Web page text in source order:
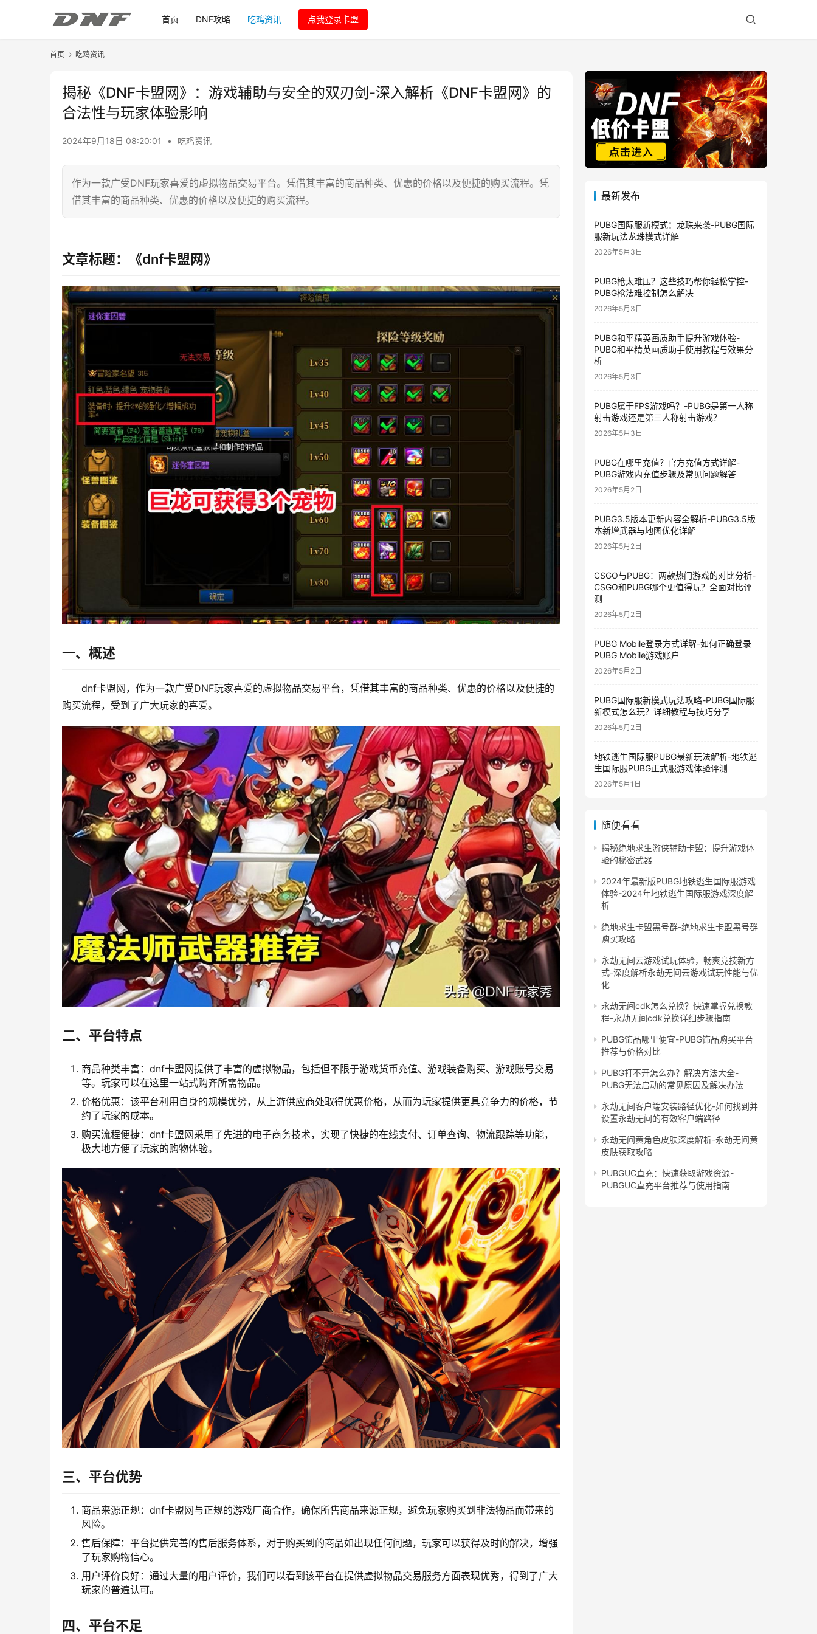
首页 DNF攻略 吃鸡资讯 点我登录卡盟
首页 吃鸡资讯
揭秘《DNF卡盟网》：游戏辅助与安全的双刃剑-深入解析《DNF卡盟网》的
合法性与玩家体验影响
2024年9月18日 08:20:01 • 吃鸡资讯
作为一款广受DNF玩家喜爱的虚拟物品交易平台。凭借其丰富的商品种类、优惠的价格以及便捷的购买流程。凭
借其丰富的商品种类、优惠的价格以及便捷的购买流程。
文章标题：《dnf卡盟网》
一、概述
dnf卡盟网，作为一款广受DNF玩家喜爱的虚拟物品交易平台，凭借其丰富的商品种类、优惠的价格以及便捷的
购买流程，受到了广大玩家的喜爱。
二、平台特点
商品种类丰富：dnf卡盟网提供了丰富的虚拟物品，包括但不限于游戏货币充值、游戏装备购买、游戏账号交易
等。玩家可以在这里一站式购齐所需物品。
价格优惠：该平台利用自身的规模优势，从上游供应商处取得优惠价格，从而为玩家提供更具竞争力的价格，节
约了玩家的成本。
购买流程便捷：dnf卡盟网采用了先进的电子商务技术，实现了快捷的在线支付、订单查询、物流跟踪等功能，
极大地方便了玩家的购物体验。
三、平台优势
商品来源正规：dnf卡盟网与正规的游戏厂商合作，确保所售商品来源正规，避免玩家购买到非法物品而带来的
风险。
售后保障：平台提供完善的售后服务体系，对于购买到的商品如出现任何问题，玩家可以获得及时的解决，增强
了玩家购物信心。
用户评价良好：通过大量的用户评价，我们可以看到该平台在提供虚拟物品交易服务方面表现优秀，得到了广大
玩家的普遍认可。
四、平台不足
最新发布
PUBG国际服新模式：龙珠来袭-PUBG国际
服新玩法龙珠模式详解
2026年5月3日
PUBG枪太难压？这些技巧帮你轻松掌控-
PUBG枪法难控制怎么解决
2026年5月3日
PUBG和平精英画质助手提升游戏体验-
PUBG和平精英画质助手使用教程与效果分
析
2026年5月3日
PUBG属于FPS游戏吗？-PUBG是第一人称
射击游戏还是第三人称射击游戏？
2026年5月3日
PUBG在哪里充值？官方充值方式详解-
PUBG游戏内充值步骤及常见问题解答
2026年5月2日
PUBG3.5版本更新内容全解析-PUBG3.5版
本新增武器与地图优化详解
2026年5月2日
CSGO与PUBG：两款热门游戏的对比分析-
CSGO和PUBG哪个更值得玩？全面对比评
测
2026年5月2日
PUBG Mobile登录方式详解-如何正确登录
PUBG Mobile游戏账户
2026年5月2日
PUBG国际服新模式玩法攻略-PUBG国际服
新模式怎么玩？详细教程与技巧分享
2026年5月2日
地铁逃生国际服PUBG最新玩法解析-地铁逃
生国际服PUBG正式服游戏体验评测
2026年5月1日
随便看看
揭秘绝地求生游侠辅助卡盟：提升游戏体
验的秘密武器
2024年最新版PUBG地铁逃生国际服游戏
体验-2024年地铁逃生国际服游戏深度解
析
绝地求生卡盟黑号群-绝地求生卡盟黑号群
购买攻略
永劫无间云游戏试玩体验，畅爽竞技新方
式-深度解析永劫无间云游戏试玩性能与优
化
永劫无间cdk怎么兑换？快速掌握兑换教
程-永劫无间cdk兑换详细步骤指南
PUBG饰品哪里便宜-PUBG饰品购买平台
推荐与价格对比
PUBG打不开怎么办？解决方法大全-
PUBG无法启动的常见原因及解决办法
永劫无间客户端安装路径优化-如何找到并
设置永劫无间的有效客户端路径
永劫无间黄角色皮肤深度解析-永劫无间黄
皮肤获取攻略
PUBGUC直充：快速获取游戏资源-
PUBGUC直充平台推荐与使用指南